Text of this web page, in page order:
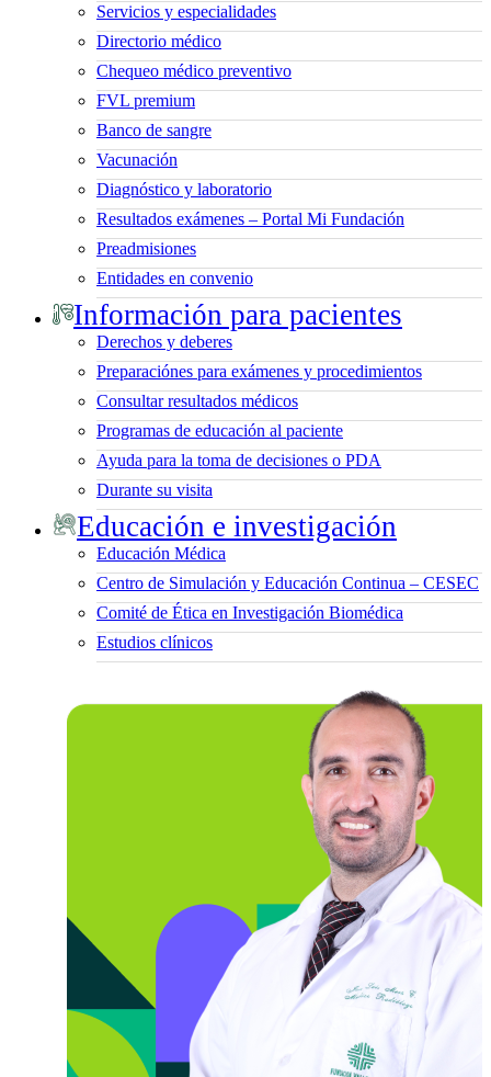
Servicios y especialidades
Directorio médico
Chequeo médico preventivo
FVL premium
Banco de sangre
Vacunación
Diagnóstico y laboratorio
Resultados exámenes – Portal Mi Fundación
Preadmisiones
Entidades en convenio
Información para pacientes
Derechos y deberes
Preparaciónes para exámenes y procedimientos
Consultar resultados médicos
Programas de educación al paciente
Ayuda para la toma de decisiones o PDA
Durante su visita
Educación e investigación
Educación Médica
Centro de Simulación y Educación Continua – CESEC
Comité de Ética en Investigación Biomédica
Estudios clínicos